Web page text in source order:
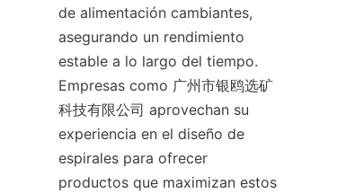
de alimentación cambiantes,
asegurando un rendimiento
estable a lo largo del tiempo.
Empresas como 广州市银鸥选矿
科技有限公司 aprovechan su
experiencia en el diseño de
espirales para ofrecer
productos que maximizan estos